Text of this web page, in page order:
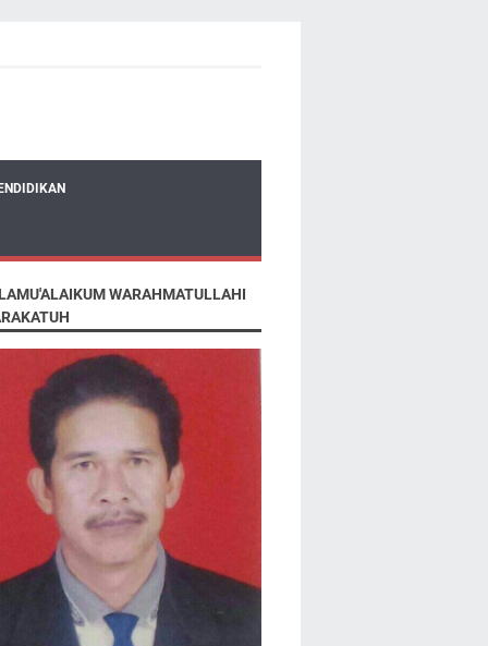
WARAHMATULLAHI